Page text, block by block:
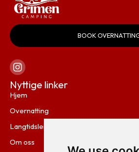
BOOK
Nyttige linker
Hjem
Overnatting
Langtidsleie
Om oss